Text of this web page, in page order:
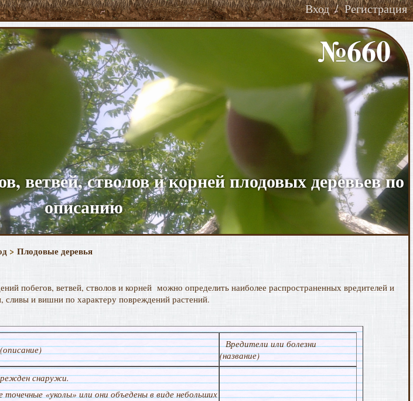
Регистрация
/
Вход
№660
ветвей, стволов и корней плодовых деревьев по
описанию
> Плодовые деревья
побегов, ветвей, стволов и корней можно определить наиболее распространенных вредителей и
сливы и вишни по характеру повреждений растений.
Вредители или болезни
(название)
снаружи.
«уколы» или они объедены в виде небольших